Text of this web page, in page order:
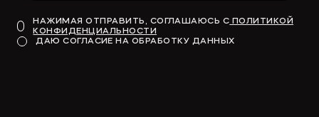
НАЖИМАЯ ОТПРАВИТЬ, СОГЛАШАЮСЬ С ПОЛИТИКОЙ
КОНФИДЕНЦИАЛЬНОСТИ
ДАЮ СОГЛАСИЕ НА ОБРАБОТКУ ДАННЫХ